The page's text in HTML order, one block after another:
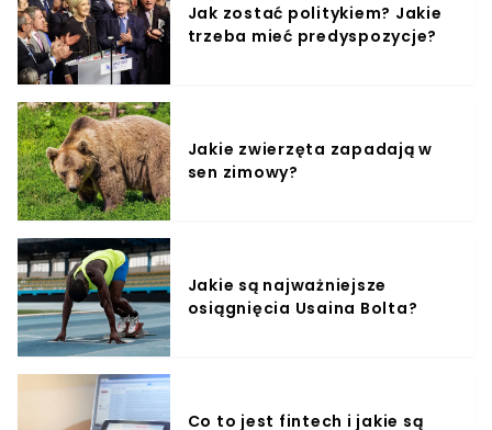
Jak zostać politykiem? Jakie
trzeba mieć predyspozycje?
Jakie zwierzęta zapadają w
sen zimowy?
Jakie są najważniejsze
osiągnięcia Usaina Bolta?
Co to jest fintech i jakie są